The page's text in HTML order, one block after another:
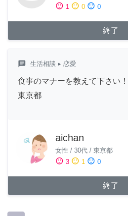
sentiment_satisfied 1 sentiment_neutral 0 sentiment_dissatisfied 0
終了
chat 生活相談 ▸ 恋愛
食事のマナーを教えて下さい！
東京都
aichan
女性 / 30代 / 東京都
sentiment_satisfied 3 sentiment_neutral 1 sentiment_dissatisfied 0
終了